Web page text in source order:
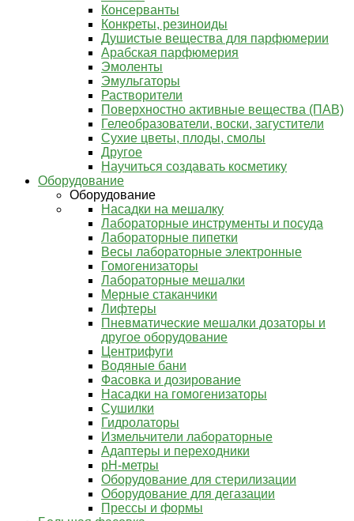
Консерванты
Конкреты, резиноиды
Душистые вещества для парфюмерии
Арабская парфюмерия
Эмоленты
Эмульгаторы
Растворители
Поверхностно активные вещества (ПАВ)
Гелеобразователи, воски, загустители
Сухие цветы, плоды, смолы
Другое
Научиться создавать косметику
Оборудование
Оборудование
Насадки на мешалку
Лабораторные инструменты и посуда
Лабораторные пипетки
Весы лабораторные электронные
Гомогенизаторы
Лабораторные мешалки
Мерные стаканчики
Лифтеры
Пневматические мешалки дозаторы и
другое оборудование
Центрифуги
Водяные бани
Фасовка и дозирование
Насадки на гомогенизаторы
Сушилки
Гидролаторы
Измельчители лабораторные
Адаптеры и переходники
pH-метры
Оборудование для стерилизации
Оборудование для дегазации
Прессы и формы